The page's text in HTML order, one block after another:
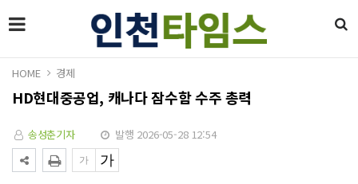
HOME 경제
HD현대중공업, 캐나다 잠수함 수주 총력
송성춘기자 발행 2026-05-28 12:54